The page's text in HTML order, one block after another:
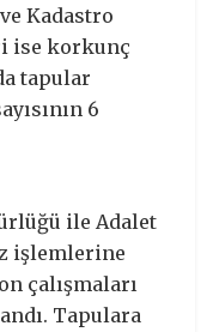
Kadastro
ise korkunç
tapular
6
ile Adalet
işlemlerine
çalışmaları
Tapulara